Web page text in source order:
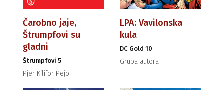
Čarobno jaje,
Štrumpfovi su
gladni
Štrumpfovi 5
Pjer Kilifor Pejo
LPA: Vavilonska
kula
DC Gold 10
Grupa autora